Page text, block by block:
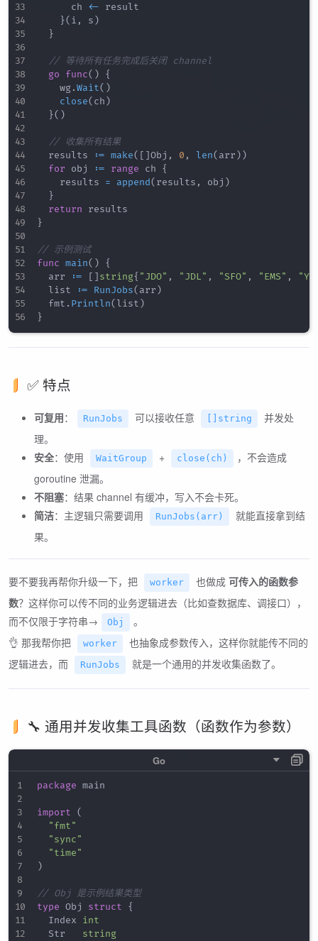
			ch
<- result
}( i , s )
}
// 等待所有任务完成后关闭 channel
go
func( )
{
		wg
.Wait( )
close( ch )
}( )
// 收集所有结果
	results
:= make( [ ]Obj , 0 , len( arr ) )
for obj := range ch {
		results
= append( results , obj )
}
return
}
// 示例测试
func main( )
{
	arr
:= [ ] string{ "JDO" , "JDL" , "SFO" , "EMS" ,
	list
:= RunJobs( arr )
	fmt
. Println(list )
}
✅ 特点
可复用： RunJobs 可以接收任意 []string
并发处
理。
安全：使用 WaitGroup + close(ch)
，不会造成
goroutine 泄漏。
不阻塞：结果 channel 有缓冲，写入不会卡死。
简洁：主逻辑只需要调用 RunJobs(arr)
就能直接拿到结
果。
要不要我再帮你升级一下，把 worker 也做成 可传入的函数参
数？这样你可以传不同的业务逻辑进去（比如查数据库、调接口），
而不仅限于字符串→
Obj
。
👌 那我帮你把
worker
也抽象成参数传入，这样你就能传不同的
逻辑进去，而
RunJobs 就是一个通用的并发收集函数了。
🔧 通用并发收集工具函数（函数作为参数）
package main
import
(
"fmt"
"sync"
"time"
)
// Obj 是示例结果类型
type Obj struct
{
	Index
int
	Str
string